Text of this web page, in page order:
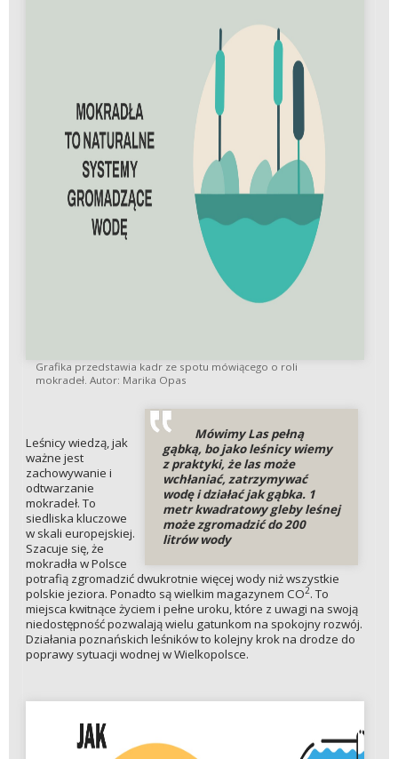
Grafika przedstawia kadr ze spotu mówiącego o roli
mokradeł. Autor: Marika Opas
Mówimy Las pełną
gąbką, bo jako leśnicy wiemy
z praktyki, że las może
wchłaniać, zatrzymywać
wodę i działać jak gąbka. 1
metr kwadratowy gleby leśnej
może zgromadzić do 200
litrów wody
Leśnicy wiedzą, jak
ważne jest
zachowywanie i
odtwarzanie
mokradeł. To
siedliska kluczowe
w skali europejskiej.
Szacuje się, że
mokradła w Polsce
potrafią zgromadzić dwukrotnie więcej wody niż wszystkie
polskie jeziora. Ponadto są wielkim magazynem CO2. To
miejsca kwitnące życiem i pełne uroku, które z uwagi na swoją
niedostępność pozwalają wielu gatunkom na spokojny rozwój.
Działania poznańskich leśników to kolejny krok na drodze do
poprawy sytuacji wodnej w Wielkopolsce.